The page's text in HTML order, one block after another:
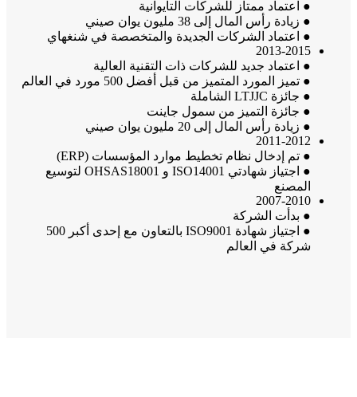
● اعتماد ممتاز للشركات التايوانية
● زيادة رأس المال إلى 38 مليون يوان صيني
● اعتماد الشركات الجديدة والمتخصصة في شنغهاي
2013-2015
● اعتماد جديد للشركات ذات التقنية العالية
● تميز المورد المتميز من قبل أفضل 500 مورد في العالم
● جائزة LTJJC الشاملة
● جائزة التميز من سمول جاينت
● زيادة رأس المال إلى 20 مليون يوان صيني
2011-2012
● تم إدخال نظام تخطيط موارد المؤسسات (ERP)
● اجتياز شهادتي ISO14001 و OHSAS18001 لتوسيع
المصنع
2007-2010
● بدأت الشركة
● اجتياز شهادة ISO9001 بالتعاون مع إحدى أكبر 500
شركة في العالم